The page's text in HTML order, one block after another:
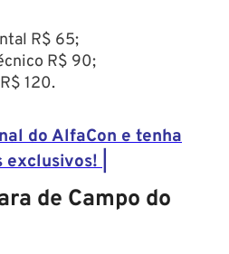
R$ 65;
R$ 90;
120.
do AlfaCon e tenha
exclusivos! |
de Campo do